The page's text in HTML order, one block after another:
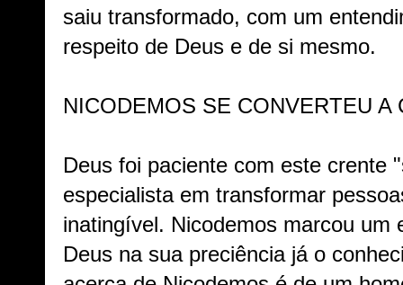
saiu transformado, com um
respeito de Deus e de si mesmo.
NICODEMOS SE CONVERTEU A
Deus foi paciente com este crente
especialista em transformar
inatingível. Nicodemos marcou um
Deus na sua preciência já o